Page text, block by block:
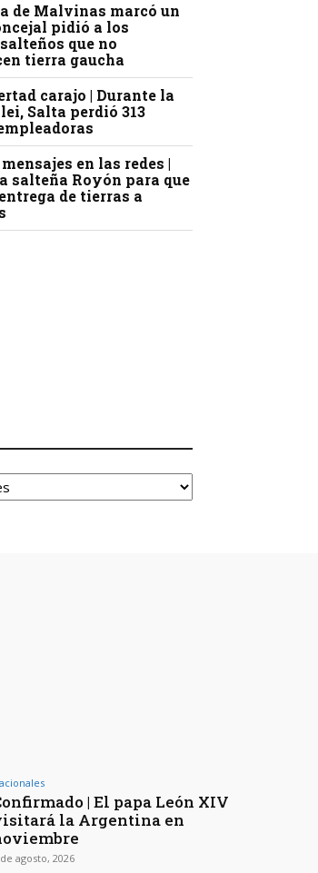
de Malvinas marcó un
pidió a los
que no
tierra gaucha
carajo | Durante la
Salta perdió 313
en las redes |
salteña Royón para que
de tierras a
| El papa León XIV
la Argentina en
agosto, 2026